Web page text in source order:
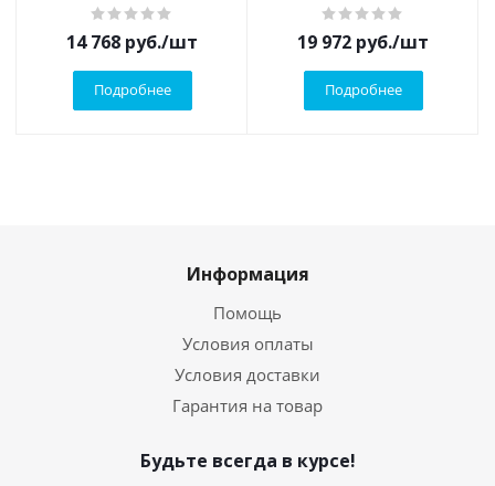
14 768 руб./шт
Подробнее
19 972 руб./шт
Подробнее
Информация
Помощь
Условия оплаты
Условия доставки
Гарантия на товар
Будьте всегда в курсе!